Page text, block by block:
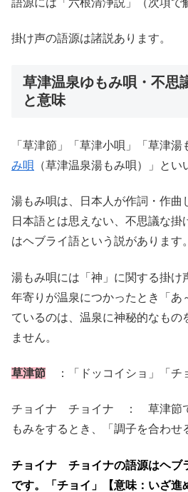
掛け声の語源は諸説あります。
草津温泉ゆもみ唄・不思
と意味
「草津節」「草津小唄」「草津湯
み唄 （草津温泉湯もみ唄）」とい
湯もみ唄は、日本人が作詞・作曲
日本語とは思えない、不思議な
はヘブライ語という説があります。
湯もみ唄には「神」に関する掛け
年寄りが温泉につかったとき「あ
ているのは、温泉に神秘的なもの
ません。
草津節 ：「ドッコイショ」「チ
チョイナ チョイナ ： 草津節
もみをするとき、「調子を合わせ
チョイナ チョイナの語源はヘブ
です。「チョイ」【意味：いざ進